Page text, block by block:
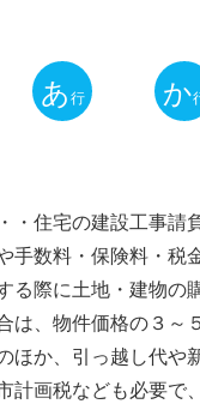
あ行 か
・住宅の建設工事請
手数料・保険料・税
る際に土地・建物の
は、物件価格の３～
ほか、引っ越し代や
計画税なども必要で